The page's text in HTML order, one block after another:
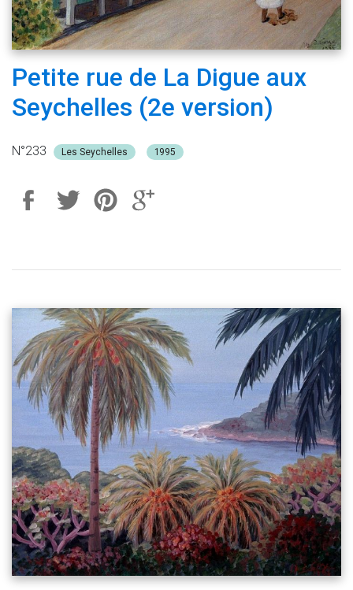
Petite rue de La Digue aux
Seychelles (2e version)
N°233 Les Seychelles 1995